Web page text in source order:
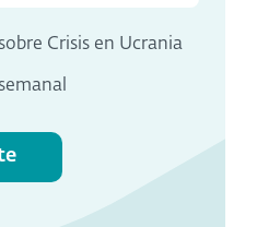
Crisis en Ucrania